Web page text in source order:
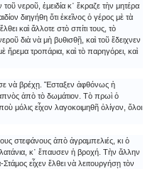
νεροῦ, ἐμειδία κ᾿ ἔκραζε τὴν μητέρα
διηγήθη ὅτι ἐκεῖνος ὁ γέρος μὲ τὰ
καὶ ἄλλοτε στὸ σπίτι τους, τὸ
διὰ νὰ μὴ βυθισθῇ, καὶ τοῦ ἔδειχνεν
ἤρεμα τροπάρια, καὶ τὸ παρηγόρει, καὶ
νὰ βρέχῃ. Ἔσταξεν ἀφθόνως ἡ
ἀπὸ τὸ δωμάτιον. Τὸ πρωὶ ὁ
μόλις εἶχον λαγοκοιμηθῆ ὀλίγον, ὅλοι
στεφάνους ἀπὸ ἀγραμπελιές, κι ὁ
κ᾿ ἔπαυσεν ἡ βροχή. Τὴν ἄλλην
εἶχεν ἔλθει νὰ λειτουργήσῃ τὸν